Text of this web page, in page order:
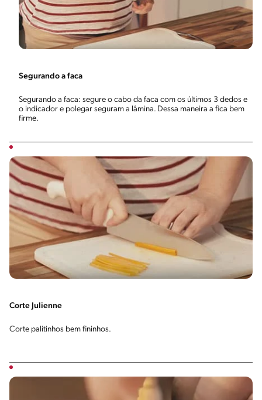
Segurando a faca
Segurando a faca: segure o cabo da faca com os últimos 3 dedos e
o indicador e polegar seguram a lâmina. Dessa maneira a fica bem
firme.
Corte Julienne
Corte palitinhos bem fininhos.